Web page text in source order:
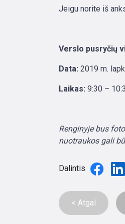
Jeigu norite iš
Verslo pusryčių
Data: 2019 m.
Laikas: 9:30 –
Renginyje bus
nuotraukos gali
Dalintis
< Atgal